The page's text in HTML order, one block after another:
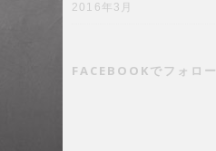
2016年3月
FACEBOOKでフォロー